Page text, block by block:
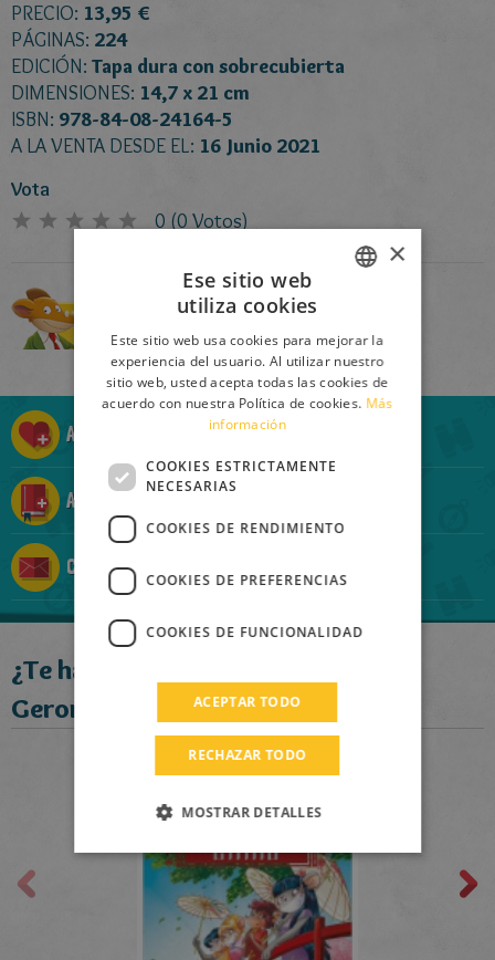
PRECIO: 13,95 €
PÁGINAS: 224
EDICIÓN: Tapa dura con sobrecubierta
DIMENSIONES: 14,7 x 21 cm
ISBN: 978-84-08-24164-5
A LA VENTA DESDE EL: 16 Junio 2021
Vota
0 (0 Votos)
Añadir a la Ratolista
Añadir a la Ratocolección
Contárselo a un amigo
¿Te ha gustado este libro?
Geronimo recomienda:
ITALIAN
ENGLISH
FRENCH
SPANISH
HUNGARIAN
PORTUGUESE
DUTCH
×
Ese sitio web
utiliza cookies
Este sitio web usa cookies para mejorar la
experiencia del usuario. Al utilizar nuestro
sitio web, usted acepta todas las cookies de
acuerdo con nuestra Política de cookies. Más
información
COOKIES ESTRICTAMENTE
NECESARIAS
COOKIES DE RENDIMIENTO
COOKIES DE PREFERENCIAS
COOKIES DE FUNCIONALIDAD
ACEPTAR TODO
RECHAZAR TODO
MOSTRAR DETALLES